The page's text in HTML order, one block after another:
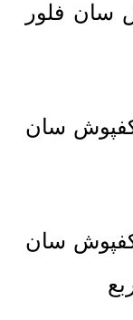
سان فلور
کفپوش سان
سان